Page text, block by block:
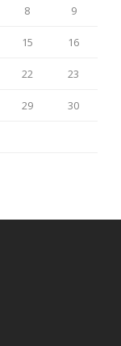
8 9
15 16
22 23
29 30